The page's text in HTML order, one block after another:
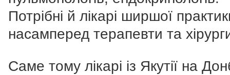
Потрібні й лікарі ширшої
насамперед терапевти та
Саме тому лікарі із Якутії на